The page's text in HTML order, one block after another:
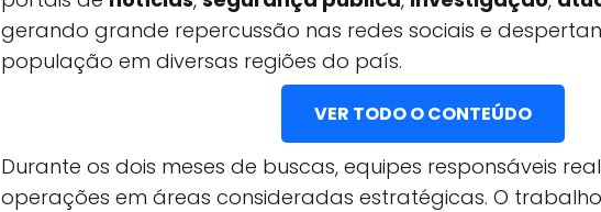
gerando grande repercussão nas redes sociais e
população em diversas regiões do país.
VER TODO O CONTEÚDO
Durante os dois meses de buscas, equipes responsáveis
operações em áreas consideradas estratégicas. O